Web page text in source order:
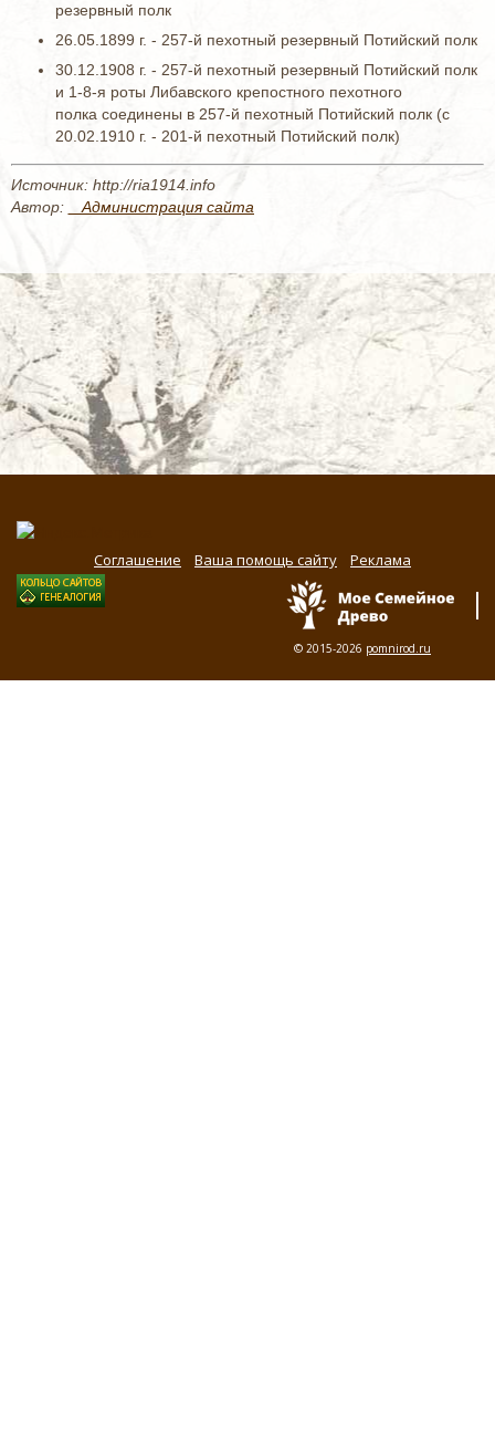
резервный полк
26.05.1899 г. - 257-й пехотный резервный Потийский полк
30.12.1908 г. - 257-й пехотный резервный Потийский полк
и 1-8-я роты Либавского крепостного пехотного
полка соединены в 257-й пехотный Потийский полк (c
20.02.1910 г. - 201-й пехотный Потийский полк)
Источник: http://ria1914.info
Автор:
_ Администрация сайта
Соглашение Ваша помощь сайту Реклама
© 2015-2026 pomnirod.ru